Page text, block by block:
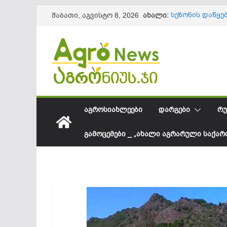
content
შაბათი, აგვისტო 8, 2026 ახალი: სეზონის
წიწაკის
სოკოვანი
შესყიდვის
ᲐᲒᲠᲝᲡᲘᲐᲮᲚᲔᲔᲑᲘ ᲓᲐᲠᲒᲔᲑᲘ
ᲒᲐᲛᲝᲪᲔᲛᲔᲑᲘ _ „ᲐᲮᲐᲚᲘ ᲐᲒᲠᲐᲠᲣᲚᲘ